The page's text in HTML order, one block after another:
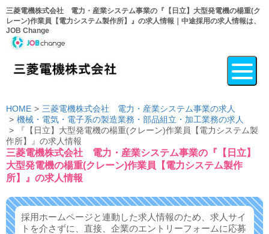
三菱電機株式会社 電力・産業システム事業の『【日立】大型発電機の楊重(ク
レーン)作業員【電力システム製作所】』の求人情報｜中途採用の求人情報は、
JOB Change
HOME
三菱電機株式会社 電力・産業システム事業の求人
機械・電気・電子系の製造業務・部品組立・加工業務の求人
『【日立】大型発電機の楊重(クレーン)作業員【電力システム製
作所】』の求人情報
三菱電機株式会社 電力・産業システム事業の『【日立】
大型発電機の楊重(クレーン)作業員【電力システム製作
所】』の求人情報
採用ホームページと連動した求人情報のため、求人サイ
トを介さずに、 直接、企業のエントリーフォームに応募